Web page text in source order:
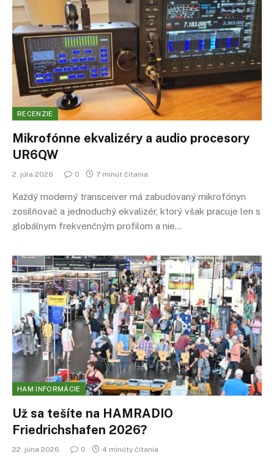
RECENZIE
Mikrofónne ekvalizéry a audio procesory
UR6QW
2. júla 2026 0 7 minút čítania
Každý moderný transceiver má zabudovaný mikrofónyn
zosilňovač a jednoduchý ekvalizér, ktorý však pracuje len s
globálnym frekvenčným profilom a nie…
HAM INFORMÁCIE
Už sa tešíte na HAMRADIO
Friedrichshafen 2026?
22. júna 2026 0 4 minúty čítania